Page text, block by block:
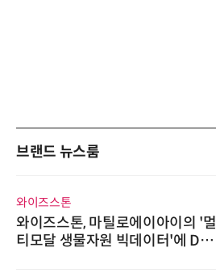
브랜드 뉴스룸
와이즈스톤
와이즈스톤, 마틸로에이아이의 '멀
티모달 생물자원 빅데이터'에 DQ